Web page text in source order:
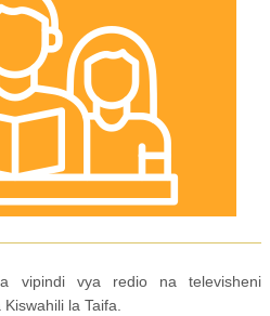
vipindi vya redio na televisheni
la Taifa.